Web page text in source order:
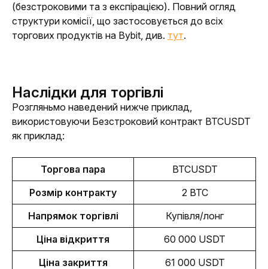
(безстроковими та з експірацією). Повний огляд
структури комісії, що застосовується до всіх
торгових продуктів на Bybit, див. тут.
Наслідки для торгівлі
Розгляньмо наведений нижче приклад,
використовуючи Безстроковий контракт BTCUSDT
як приклад:
Торгова пара
BTCUSDT
Розмір контракту
2 BTC
Напрямок торгівлі
Купівля/лонг
Ціна відкриття
60 000 USDT
Ціна закриття
61 000 USDT